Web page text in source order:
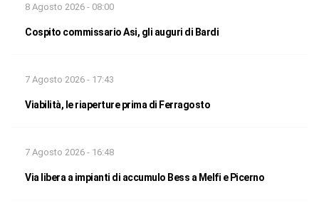
8 Agosto 2026 - 08:00
Cospito commissario Asi, gli auguri di Bardi
7 Agosto 2026 - 17:43
Viabilità, le riaperture prima di Ferragosto
7 Agosto 2026 - 16:48
Via libera a impianti di accumulo Bess a Melfi e Picerno